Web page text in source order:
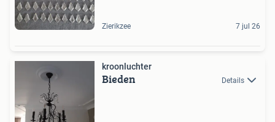
Zierikzee 7 jul 26
kroonluchter
Bieden Details